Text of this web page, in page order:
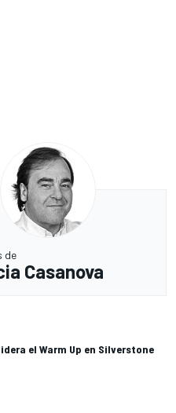
de
Casanova
el Warm Up en Silverstone